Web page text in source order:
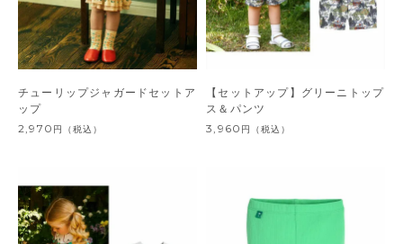
チューリップジャガードセットア
ップ
2,970 円 （税込）
【セットアップ】グリーニトップ
ス＆パンツ
3,960 円 （税込）